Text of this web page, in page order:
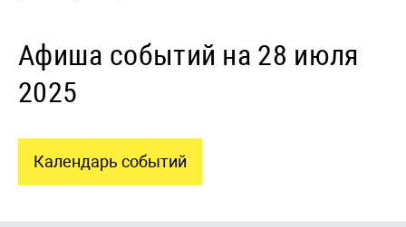
Афиша событий на 28 июля
2025
Календарь событий